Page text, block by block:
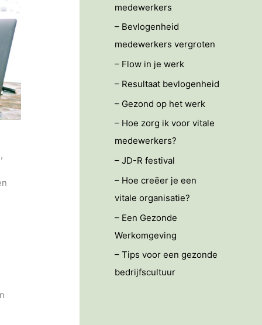
medewerkers
– Bevlogenheid
medewerkers vergroten
– Flow in je werk
– Resultaat bevlogenheid
– Gezond op het werk
– Hoe zorg ik voor vitale
medewerkers?
– JD-R festival
– Hoe creëer je een
vitale organisatie?
– Een Gezonde
Werkomgeving
– Tips voor een gezonde
bedrijfscultuur